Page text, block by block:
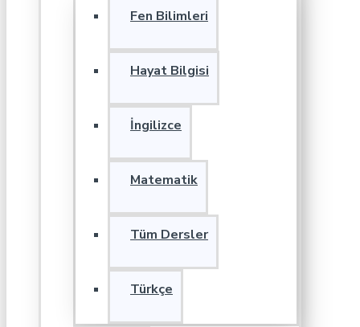
Fen Bilimleri
Hayat Bilgisi
İngilizce
Matematik
Tüm Dersler
Türkçe